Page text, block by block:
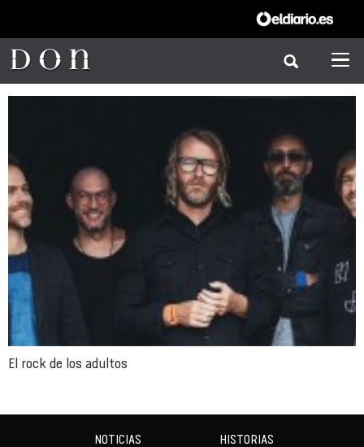
El rock de los adultos
NOTICIAS HISTORIAS